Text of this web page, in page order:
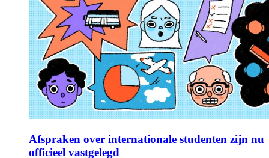
Afspraken over internationale studenten zijn nu
officieel vastgelegd